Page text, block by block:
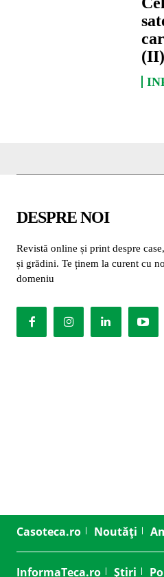
(II)
DESPRE NOI
Revistă online și print despre
și grădini. Te ținem la curent cu
domeniu
Casoteca.ro Noutăți
InformaTeca.ro Știri